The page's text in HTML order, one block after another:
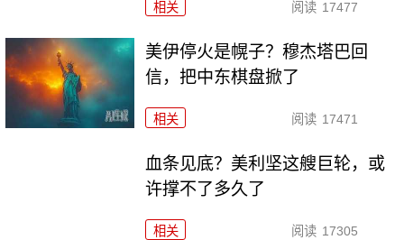
相关 阅读 17477
美伊停火是幌子？穆杰塔巴回
信，把中东棋盘掀了
相关 阅读 17471
血条见底？美利坚这艘巨轮，或
许撑不了多久了
相关 阅读 17305